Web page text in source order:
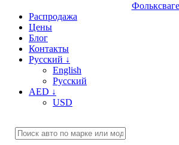
Распродажа
Цены
Блог
Контакты
Русский ↓
English
Русский
AED ↓
USD